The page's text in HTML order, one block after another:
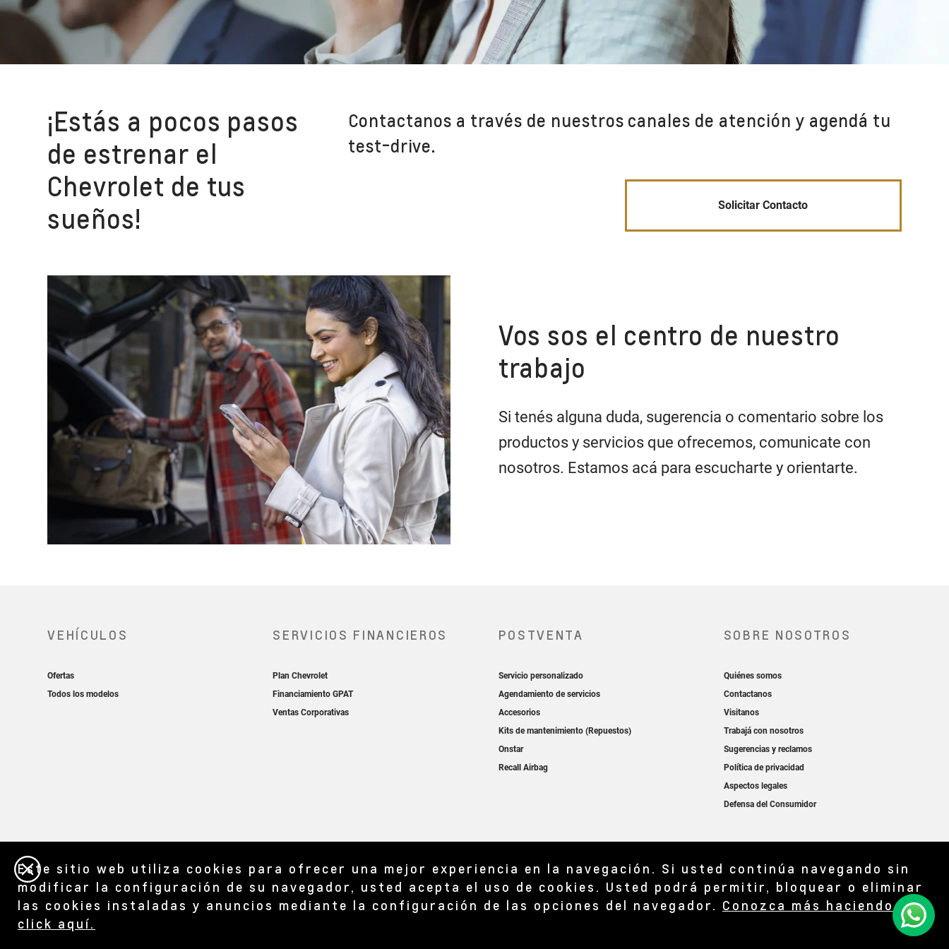
¡Estás a pocos pasos
de estrenar el
Chevrolet de tus
sueños!
Contactanos a través de nuestros canales de atención y agendá tu
test-drive.
Solicitar Contacto
Vos sos el centro de nuestro
trabajo
Si tenés alguna duda, sugerencia o comentario sobre los
productos y servicios que ofrecemos, comunicate con
nosotros. Estamos acá para escucharte y orientarte.
Este sitio web utiliza cookies para ofrecer una mejor experiencia en la navegación. Si usted continúa navegando sin
modificar la configuración de su navegador, usted acepta el uso de cookies. Usted podrá permitir, bloquear o eliminar
las cookies instaladas y anuncios mediante la configuración de las opciones del navegador. Conozca más haciendo
click aquí.